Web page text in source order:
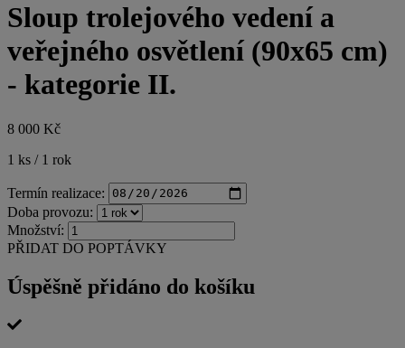
Sloup trolejového vedení a
veřejného osvětlení (90x65 cm)
- kategorie II.
8 000 Kč
1 ks / 1 rok
Termín realizace:
Doba provozu:
Množství:
PŘIDAT DO POPTÁVKY
Úspěšně přidáno do košíku